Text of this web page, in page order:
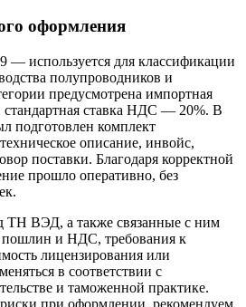
оформления
используется для классификации
полупроводников и
предусмотрена импортная
стандартная ставка НДС — 20%. В
подготовлен комплект
описание, инвойс,
поставки. Благодаря корректной
прошло оперативно, без
ТН ВЭД, а также связанные с ним
пошлин и НДС, требования к
лицензирования или
в соответствии с
и таможенной практике.
при оформлении, рекомендуем